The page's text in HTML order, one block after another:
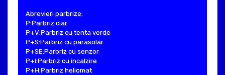
Abrevieri parbrize:
P:Parbriz clar
P+V:Parbriz cu tenta verde
P+S:Parbriz cu parasolar
P+SE:Parbriz cu senzor
P+I:Parbriz cu incalzire
P+H:Parbriz heliomat